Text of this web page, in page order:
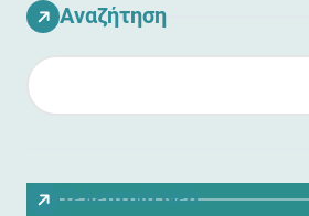
Αναζήτηση
Τελευταία Νέα